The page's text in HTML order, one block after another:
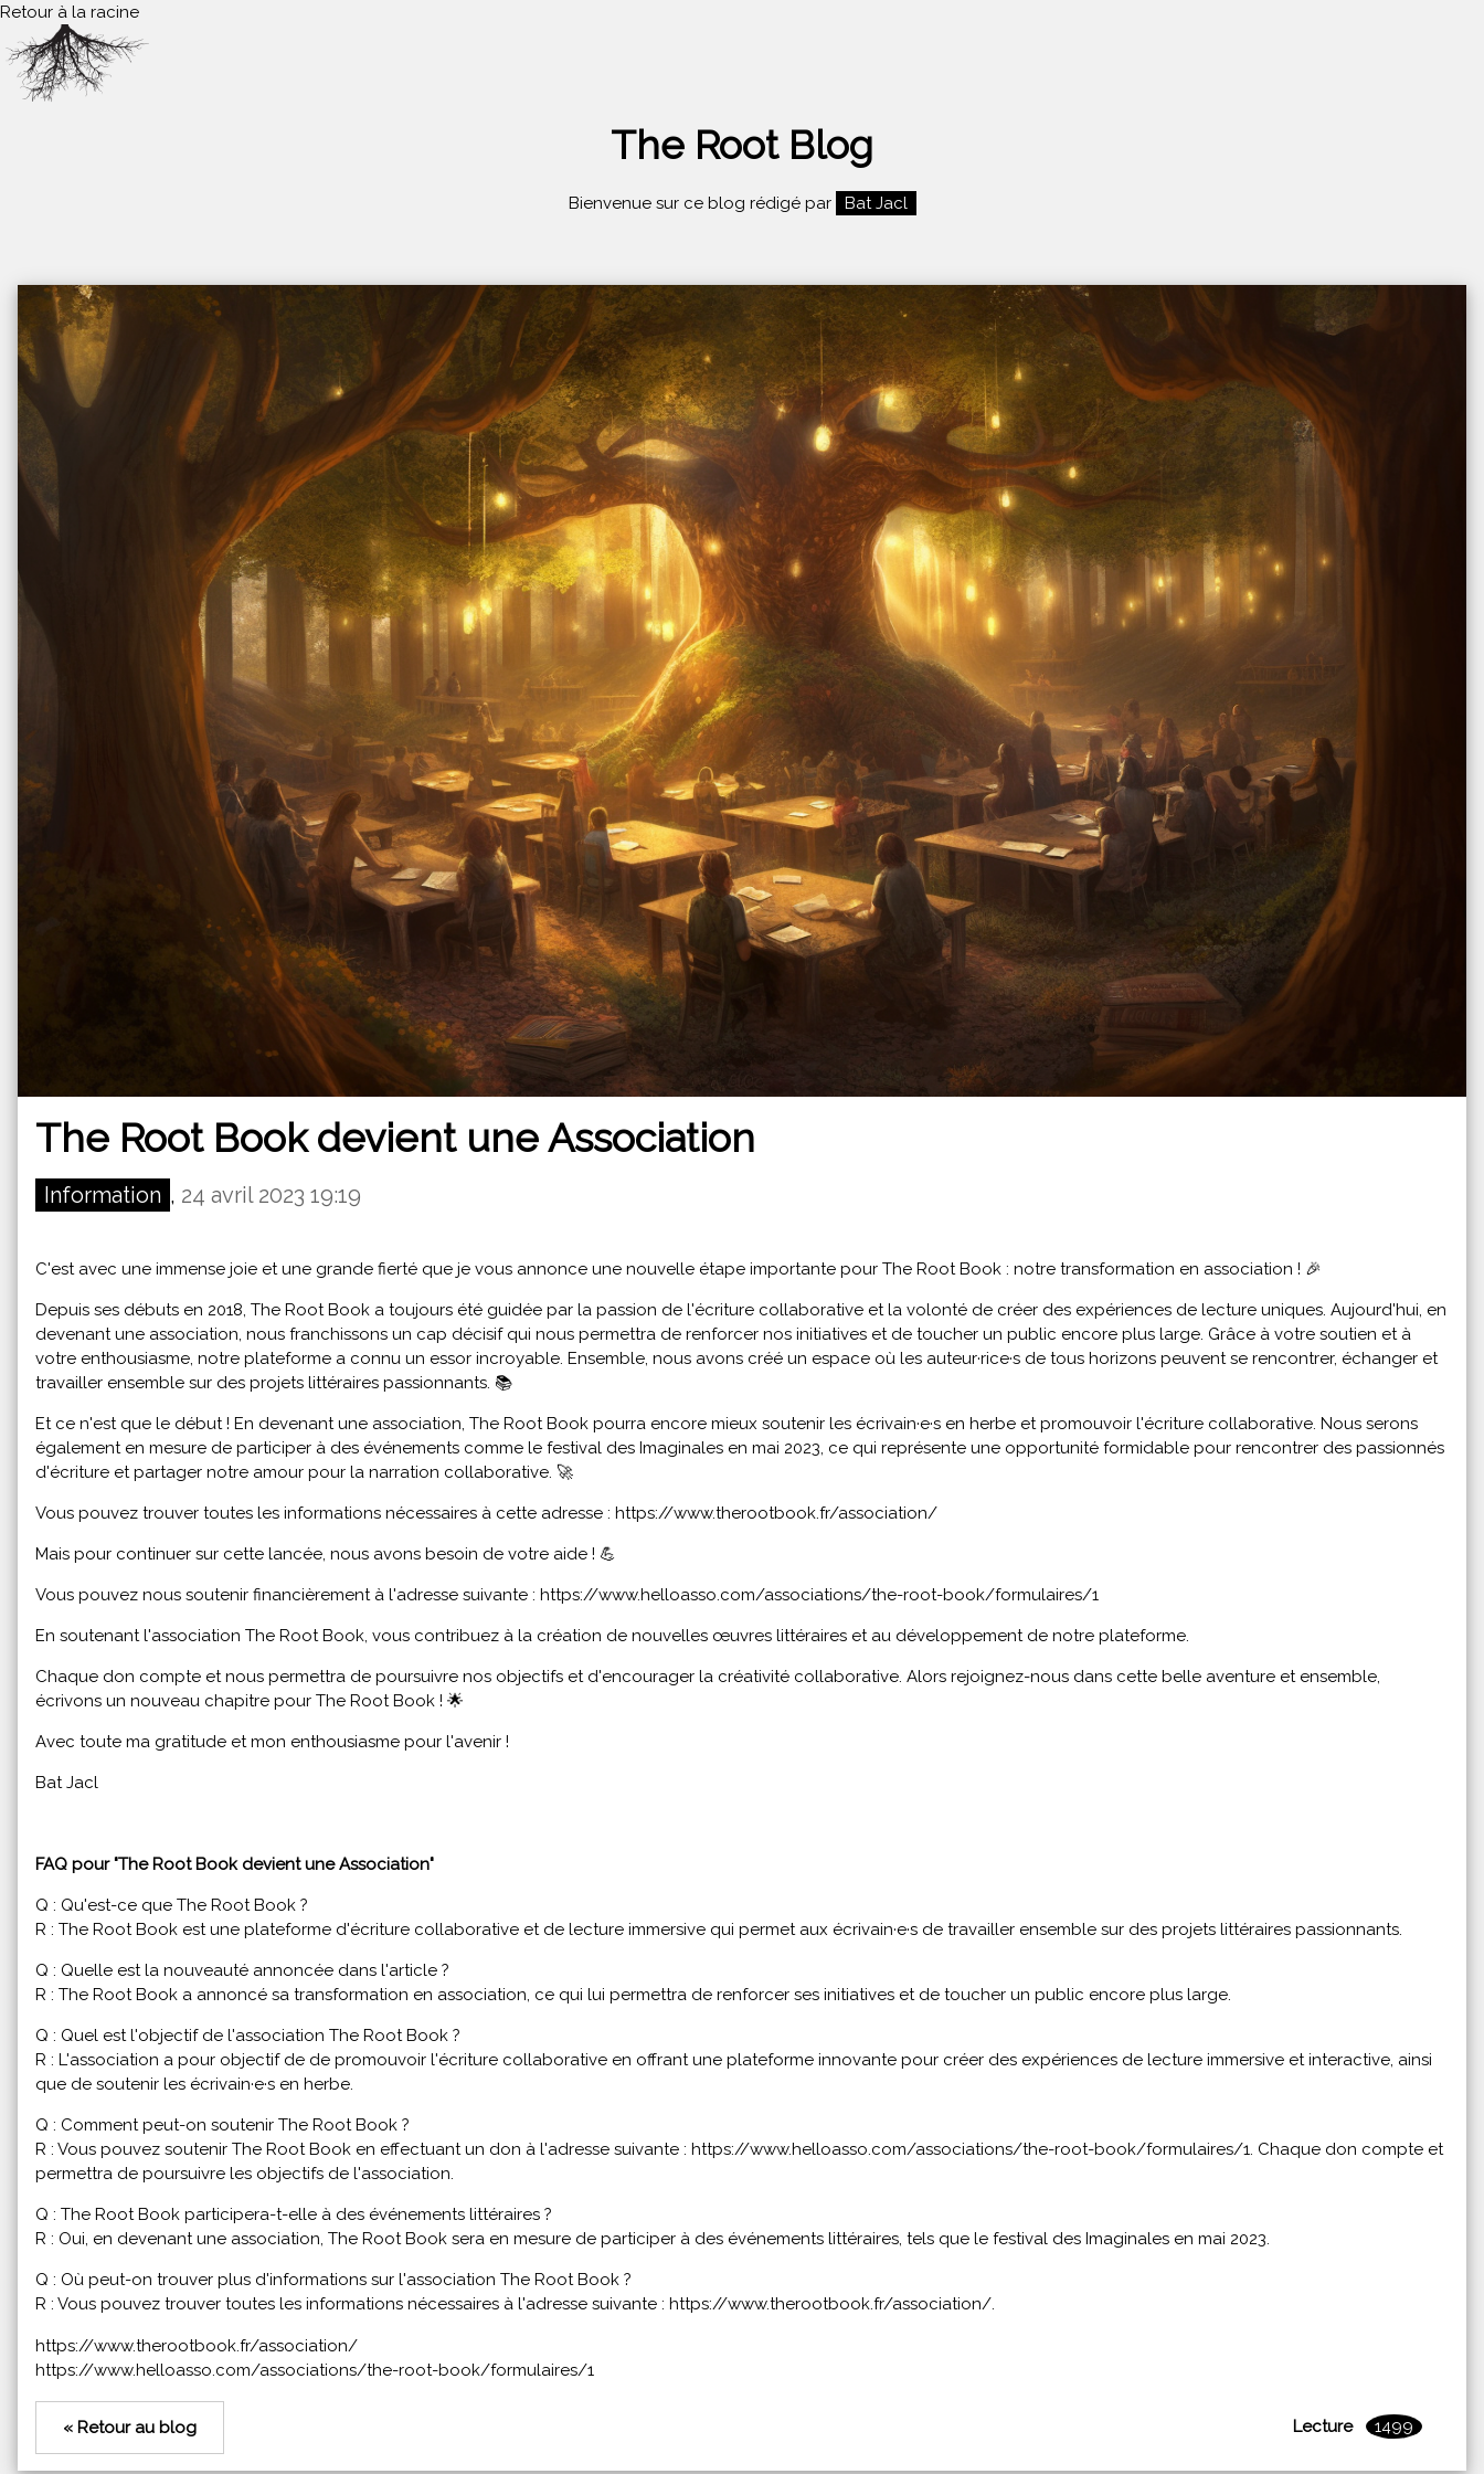
Retour à la racine
The Root Blog
Bienvenue sur ce blog rédigé par Bat Jacl
The Root Book devient une Association
Information , 24 avril 2023 19:19
C'est avec une immense joie et une grande fierté que je vous annonce une nouvelle étape importante pour The Root Book : notre transformation en association ! 🎉
Depuis ses débuts en 2018, The Root Book a toujours été guidée par la passion de l'écriture collaborative et la volonté de créer des expériences de lecture uniques. Aujourd'hui, en
devenant une association, nous franchissons un cap décisif qui nous permettra de renforcer nos initiatives et de toucher un public encore plus large. Grâce à votre soutien et à
votre enthousiasme, notre plateforme a connu un essor incroyable. Ensemble, nous avons créé un espace où les auteur·rice·s de tous horizons peuvent se rencontrer, échanger et
travailler ensemble sur des projets littéraires passionnants. 📚
Et ce n'est que le début ! En devenant une association, The Root Book pourra encore mieux soutenir les écrivain·e·s en herbe et promouvoir l'écriture collaborative. Nous serons
également en mesure de participer à des événements comme le festival des Imaginales en mai 2023, ce qui représente une opportunité formidable pour rencontrer des passionnés
d'écriture et partager notre amour pour la narration collaborative. 🚀
Vous pouvez trouver toutes les informations nécessaires à cette adresse : https://www.therootbook.fr/association/
Mais pour continuer sur cette lancée, nous avons besoin de votre aide ! 💪
Vous pouvez nous soutenir financièrement à l'adresse suivante : https://www.helloasso.com/associations/the-root-book/formulaires/1
En soutenant l'association The Root Book, vous contribuez à la création de nouvelles œuvres littéraires et au développement de notre plateforme.
Chaque don compte et nous permettra de poursuivre nos objectifs et d'encourager la créativité collaborative. Alors rejoignez-nous dans cette belle aventure et ensemble,
écrivons un nouveau chapitre pour The Root Book ! 🌟
Avec toute ma gratitude et mon enthousiasme pour l'avenir !
Bat Jacl
FAQ pour "The Root Book devient une Association"
Q : Qu'est-ce que The Root Book ?
R : The Root Book est une plateforme d'écriture collaborative et de lecture immersive qui permet aux écrivain·e·s de travailler ensemble sur des projets littéraires passionnants.
Q : Quelle est la nouveauté annoncée dans l'article ?
R : The Root Book a annoncé sa transformation en association, ce qui lui permettra de renforcer ses initiatives et de toucher un public encore plus large.
Q : Quel est l'objectif de l'association The Root Book ?
R : L'association a pour objectif de de promouvoir l'écriture collaborative en offrant une plateforme innovante pour créer des expériences de lecture immersive et interactive, ainsi
que de soutenir les écrivain·e·s en herbe.
Q : Comment peut-on soutenir The Root Book ?
R : Vous pouvez soutenir The Root Book en effectuant un don à l'adresse suivante : https://www.helloasso.com/associations/the-root-book/formulaires/1. Chaque don compte et
permettra de poursuivre les objectifs de l'association.
Q : The Root Book participera-t-elle à des événements littéraires ?
R : Oui, en devenant une association, The Root Book sera en mesure de participer à des événements littéraires, tels que le festival des Imaginales en mai 2023.
Q : Où peut-on trouver plus d'informations sur l'association The Root Book ?
R : Vous pouvez trouver toutes les informations nécessaires à l'adresse suivante : https://www.therootbook.fr/association/.
https://www.therootbook.fr/association/
https://www.helloasso.com/associations/the-root-book/formulaires/1
« Retour au blog Lecture 1499